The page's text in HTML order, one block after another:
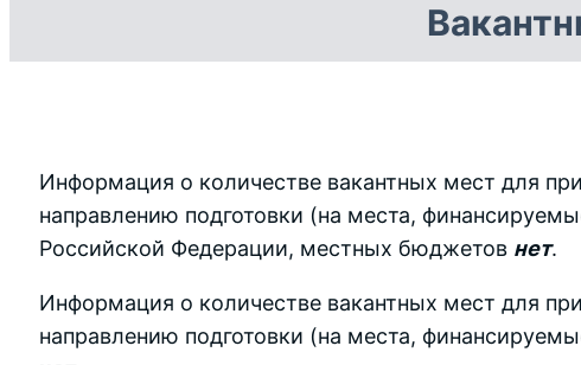
Информация о количестве вакантных мест для
направлению подготовки (на места,
Российской Федерации, местных бюджетов нет.
Информация о количестве вакантных мест для
направлению подготовки (на места,